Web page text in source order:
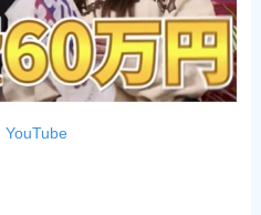
YouTube